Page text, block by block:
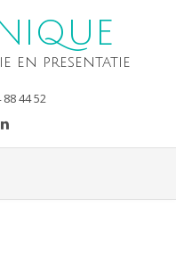
en presentatie
88 44 52